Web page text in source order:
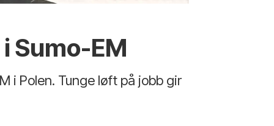
Sumo-EM
i Polen. Tunge løft på jobb gir